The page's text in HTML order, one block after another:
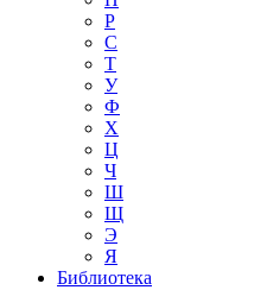
Р
С
Т
У
Ф
Х
Ц
Ч
Ш
Щ
Э
Я
Библиотека